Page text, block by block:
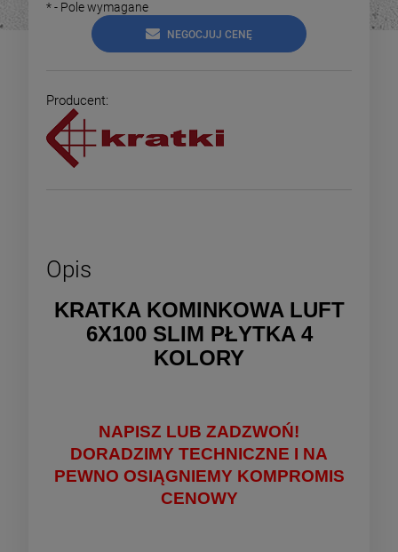
*- Pole wymagane
NEGOCJUJ CENĘ
Producent:
Opis
KRATKA KOMINKOWA LUFT
6X100 SLIM PŁYTKA 4
KOLORY
NAPISZ LUB ZADZWOŃ!
DORADZIMY TECHNICZNE I NA
PEWNO OSIĄGNIEMY KOMPROMIS
CENOWY